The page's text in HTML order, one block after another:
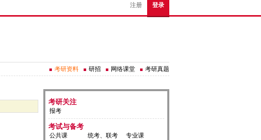
注册 登录
考研资料 研招 网络课堂 考研真题
考研关注
报考
考试与备考
公共课 统考、联考 专业课